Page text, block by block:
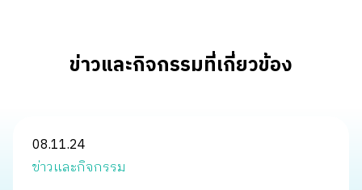
ข่าวและกิจกรรมที่เกี่ยวข้อง
08.11.24
ข่าวและกิจกรรม